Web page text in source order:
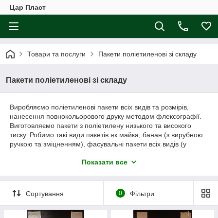
Цар Пласт
Товари та послуги Пакети поліетиленові зі складу
Пакети поліетиленові зі складу
Виробляємо поліетиленові пакети всіх видів та розмірів,
нанесення повнокольорового друку методом флексографії.
Виготовляємо пакети з поліетилену низького та високого
тиску. Робимо такі види пакетів як майка, банан (з вирубною
ручкою та зміцненням), фасувальні пакети всіх видів (у
Окрім виготовлення на замовлення, з характеристиками,
продукції виготовляється без друку, на іншу частину
наносяться нейтральні чи тематичні зображення.
Показати все
Сортування 0 Фільтри